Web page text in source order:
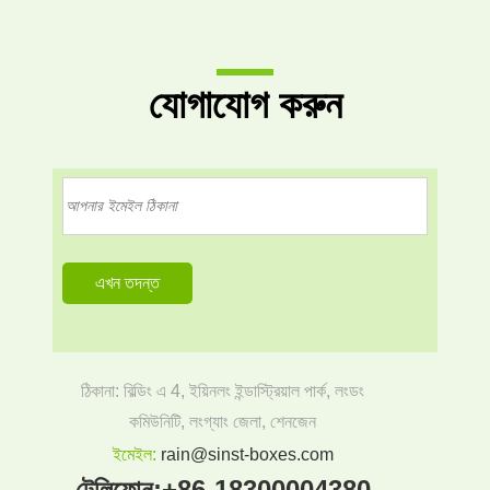
যোগাযোগ করুন
ঠিকানা: বিল্ডিং এ 4, ইয়িনলং ইন্ডাস্ট্রিয়াল পার্ক, লংডং
কমিউনিটি, লংগ্যাং জেলা, শেনজেন
ইমেইল: rain@sinst-boxes.com